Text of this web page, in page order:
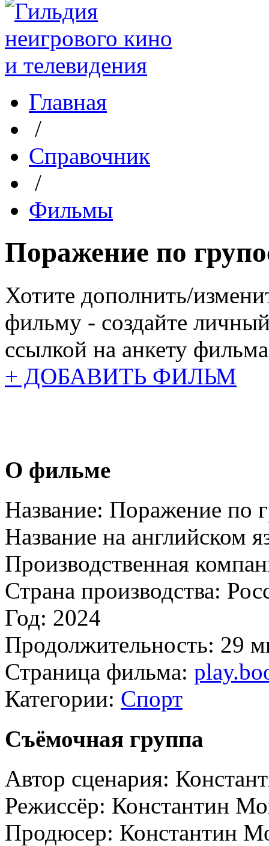
Главная
/
Справочник
/
Фильмы
Поражение по
Хотите дополнить/
фильму - создайте
ссылкой на анкету
+ ДОБАВИТЬ ФИЛЬМ
О фильме
Название: Поражение по
Название на английском
Производственная
Страна производства:
Год: 2024
Продолжительность: 29
Страница фильма:
Категории: Спорт
Съёмочная группа
Автор сценария:
Режиссёр: Константин
Продюсер: Константин